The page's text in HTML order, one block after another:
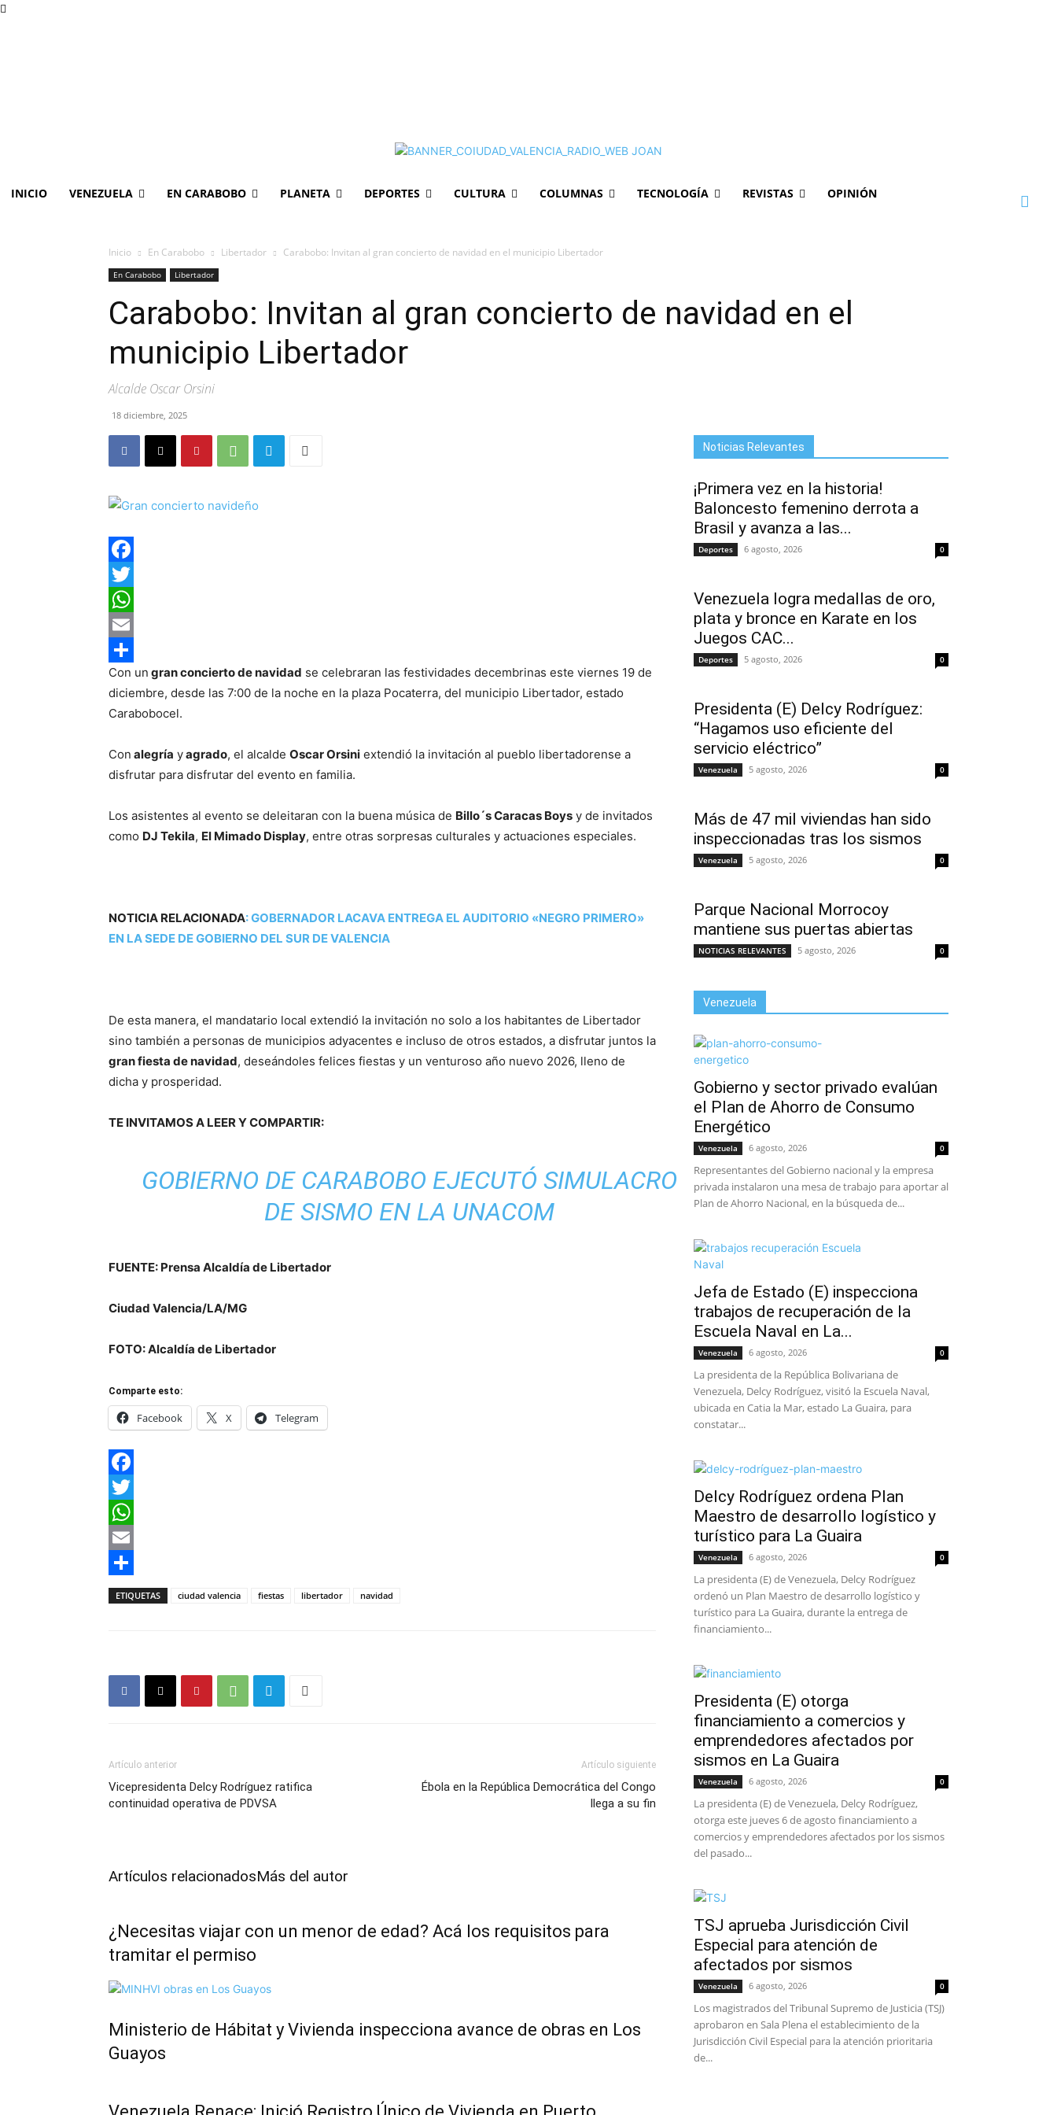
INICIO VENEZUELA EN CARABOBO PLANETA DEPORTES CULTURA COLUMNAS TECNOLOGÍA REVISTAS OPINIÓN
Inicio En Carabobo Libertador Carabobo: Invitan al gran concierto de navidad en el municipio Libertador
En Carabobo Libertador
Carabobo: Invitan al gran concierto de navidad en el
municipio Libertador
Alcalde Oscar Orsini
18 diciembre, 2025
Facebook
Twitter
WhatsApp
Email
Compartir
Con un gran concierto de navidad se celebraran las festividades decembrinas este viernes 19 de
diciembre, desde las 7:00 de la noche en la plaza Pocaterra, del municipio Libertador, estado
Carabobocel.
Con alegría yagrado, el alcalde Oscar Orsini extendió la invitación al pueblo libertadorense a
disfrutar para disfrutar del evento en familia.
Los asistentes al evento se deleitaran con la buena música de Billo´s Caracas Boys y de invitados
como DJ Tekila, El Mimado Display, entre otras sorpresas culturales y actuaciones especiales.
NOTICIA RELACIONADA:GOBERNADOR LACAVA ENTREGA EL AUDITORIO «NEGRO PRIMERO»
EN LA SEDE DE GOBIERNO DEL SUR DE VALENCIA
De esta manera, el mandatario local extendió la invitación no solo a los habitantes de Libertador
sino también a personas de municipios adyacentes e incluso de otros estados, a disfrutar juntos la
gran fiesta de navidad, deseándoles felices fiestas y un venturoso año nuevo 2026, lleno de
dicha y prosperidad.
TE INVITAMOS A LEER Y COMPARTIR:
GOBIERNO DE CARABOBO EJECUTÓ SIMULACRO
DE SISMO EN LA UNACOM
FUENTE: Prensa Alcaldía de Libertador
Ciudad Valencia/LA/MG
FOTO: Alcaldía de Libertador
Comparte esto:
Facebook X Telegram
Facebook
Twitter
WhatsApp
Email
Compartir
ETIQUETAS ciudad valencia fiestas libertador navidad
Artículo anterior
Vicepresidenta Delcy Rodríguez ratifica
continuidad operativa de PDVSA
Artículo siguiente
Ébola en la República Democrática del Congo
llega a su fin
Artículos relacionadosMás del autor
¿Necesitas viajar con un menor de edad? Acá los requisitos para
tramitar el permiso
Ministerio de Hábitat y Vivienda inspecciona avance de obras en Los
Guayos
Noticias Relevantes
¡Primera vez en la historia!
Baloncesto femenino derrota a
Brasil y avanza a las...
Deportes 6 agosto, 2026 0
Venezuela logra medallas de oro,
plata y bronce en Karate en los
Juegos CAC...
Deportes 5 agosto, 2026 0
Presidenta (E) Delcy Rodríguez:
“Hagamos uso eficiente del
servicio eléctrico”
Venezuela 5 agosto, 2026 0
Más de 47 mil viviendas han sido
inspeccionadas tras los sismos
Venezuela 5 agosto, 2026 0
Parque Nacional Morrocoy
mantiene sus puertas abiertas
NOTICIAS RELEVANTES 5 agosto, 2026 0
Venezuela
Gobierno y sector privado evalúan
el Plan de Ahorro de Consumo
Energético
Venezuela 6 agosto, 2026 0
Representantes del Gobierno nacional y la empresa
privada instalaron una mesa de trabajo para aportar al
Plan de Ahorro Nacional, en la búsqueda de...
Jefa de Estado (E) inspecciona
trabajos de recuperación de la
Escuela Naval en La...
Venezuela 6 agosto, 2026 0
La presidenta de la República Bolivariana de
Venezuela, Delcy Rodríguez, visitó la Escuela Naval,
ubicada en Catia la Mar, estado La Guaira, para
constatar...
Delcy Rodríguez ordena Plan
Maestro de desarrollo logístico y
turístico para La Guaira
Venezuela 6 agosto, 2026 0
La presidenta (E) de Venezuela, Delcy Rodríguez
ordenó un Plan Maestro de desarrollo logístico y
turístico para La Guaira, durante la entrega de
financiamiento...
Presidenta (E) otorga
financiamiento a comercios y
emprendedores afectados por
sismos en La Guaira
Venezuela 6 agosto, 2026 0
La presidenta (E) de Venezuela, Delcy Rodríguez,
otorga este jueves 6 de agosto financiamiento a
comercios y emprendedores afectados por los sismos
del pasado...
TSJ aprueba Jurisdicción Civil
Especial para atención de
afectados por sismos
Venezuela 6 agosto, 2026 0
Los magistrados del Tribunal Supremo de Justicia (TSJ)
aprobaron en Sala Plena el establecimiento de la
Jurisdicción Civil Especial para la atención prioritaria
de...